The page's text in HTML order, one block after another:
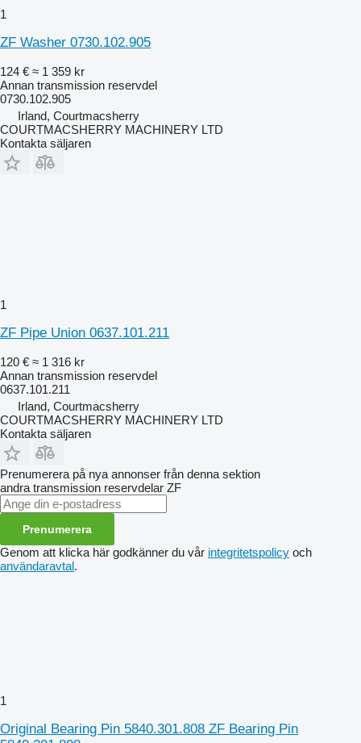
1
ZF Washer 0730.102.905
124 € ≈ 1 359 kr
Annan transmission reservdel
0730.102.905
Irland, Courtmacsherry
COURTMACSHERRY MACHINERY LTD
Kontakta säljaren
1
ZF Pipe Union 0637.101.211
120 € ≈ 1 316 kr
Annan transmission reservdel
0637.101.211
Irland, Courtmacsherry
COURTMACSHERRY MACHINERY LTD
Kontakta säljaren
Prenumerera på nya annonser från denna sektion
andra transmission reservdelar ZF
Prenumerera
Genom att klicka här godkänner du vår integritetspolicy och
användaravtal.
1
Original Bearing Pin 5840.301.808 ZF Bearing Pin